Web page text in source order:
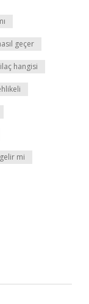
geçer
hangisi
mi